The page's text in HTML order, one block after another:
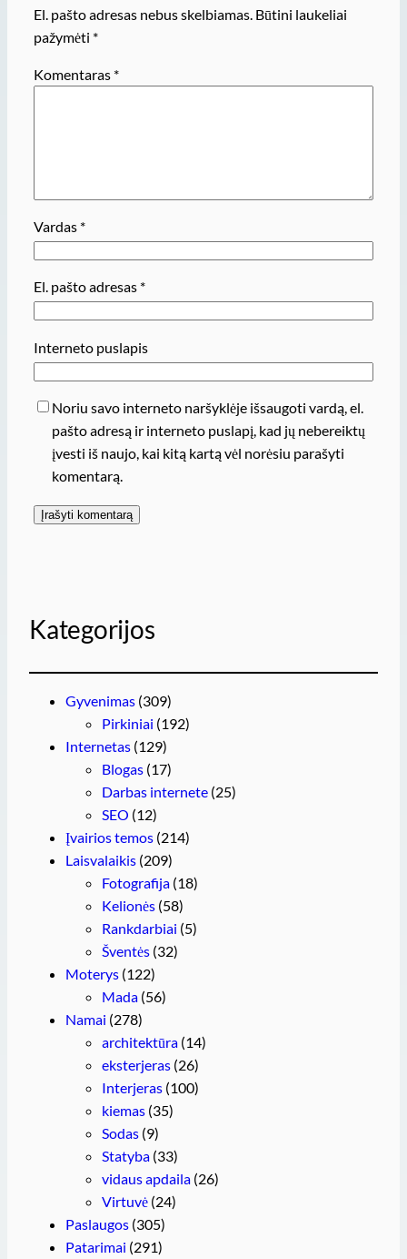
El. pašto adresas nebus skelbiamas. Būtini laukeliai
pažymėti *
Komentaras *
Vardas *
El. pašto adresas *
Interneto puslapis
Noriu savo interneto naršyklėje išsaugoti vardą, el.
pašto adresą ir interneto puslapį, kad jų nebereiktų
įvesti iš naujo, kai kitą kartą vėl norėsiu parašyti
komentarą.
Kategorijos
Gyvenimas (309)
Pirkiniai (192)
Internetas (129)
Blogas (17)
Darbas internete (25)
SEO (12)
Įvairios temos (214)
Laisvalaikis (209)
Fotografija (18)
Kelionės (58)
Rankdarbiai (5)
Šventės (32)
Moterys (122)
Mada (56)
Namai (278)
architektūra (14)
eksterjeras (26)
Interjeras (100)
kiemas (35)
Sodas (9)
Statyba (33)
vidaus apdaila (26)
Virtuvė (24)
Paslaugos (305)
Patarimai (291)